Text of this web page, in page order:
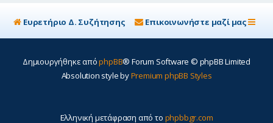
Ευρετήριο Δ. Συζήτησης Επικοινωνήστε μαζί μας
Δημιουργήθηκε απόphpBB® Forum Software © phpBB Limited
Absolution style byPremium phpBB Styles
Ελληνική μετάφραση από το phpbbgr.com